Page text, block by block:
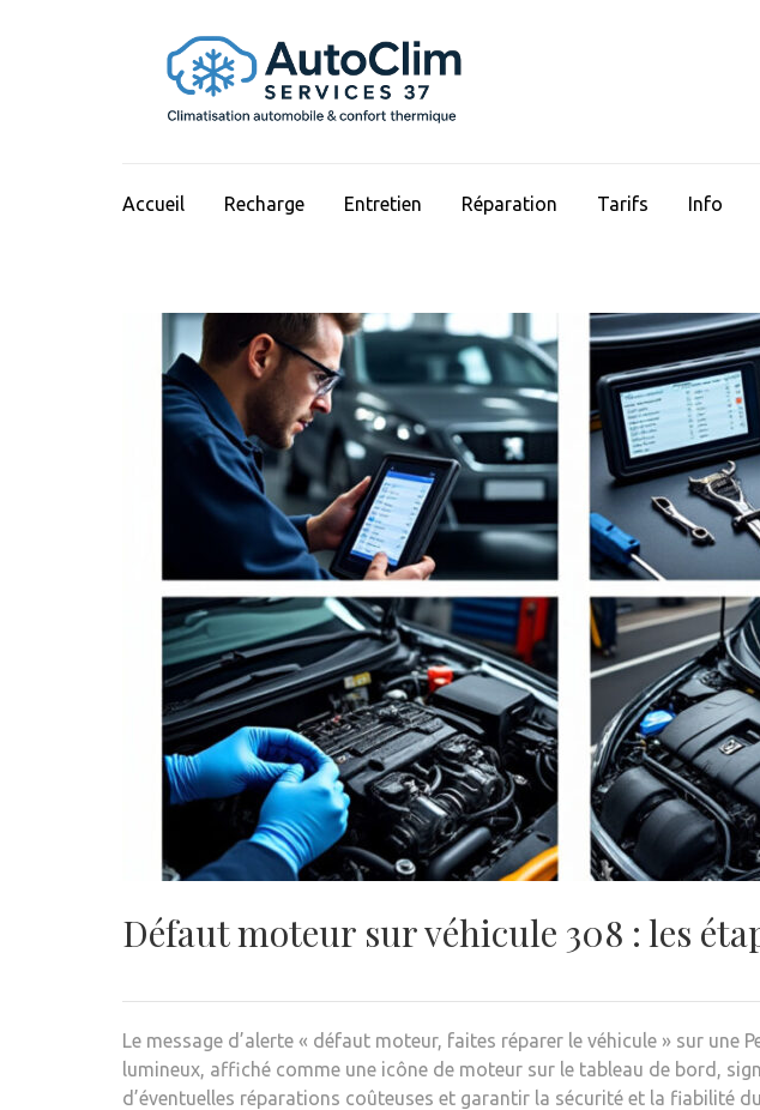
Accueil Recharge Entretien Réparation Tarifs Info
Défaut moteur sur véhicule 308 : les
Le message d’alerte « défaut moteur, faites réparer le véhicule » sur
lumineux, affiché comme une icône de moteur sur le tableau de bord,
d’éventuelles réparations coûteuses et garantir la sécurité et la fiabilité